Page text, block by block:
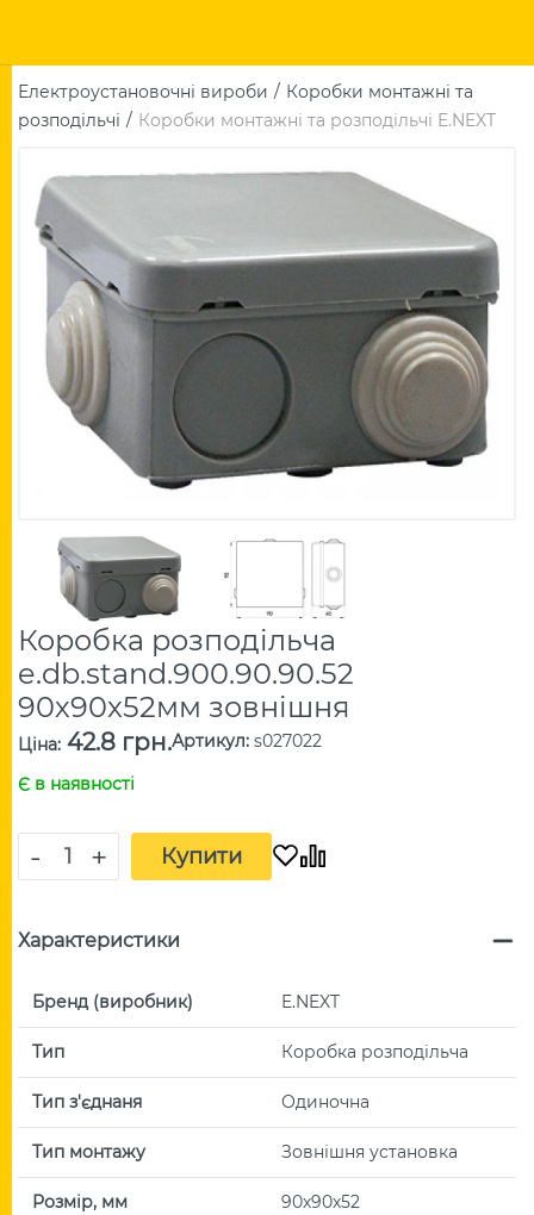
Електроустановочні вироби
Коробки монтажні та
розподільчі
Коробки монтажні та розподільчі E.NEXT
Коробка розподільча
e.db.stand.900.90.90.52
90х90x52мм зовнішня
Ціна: 42.8 грн.Артикул: s027022
Є в наявності
- + Купити
Характеристики
Бренд (виробник) E.NEXT
Тип Коробка розподільча
Тип з'єднаня Одиночна
Тип монтажу Зовнішня установка
Розмір, мм 90х90х52